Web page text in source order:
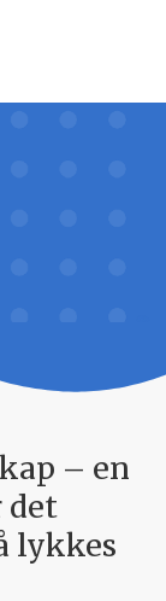
– en
det
lykkes